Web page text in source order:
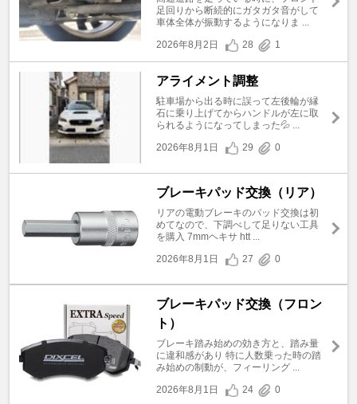
足回りから断続的にガタガタ音がして
車体全体が振動するようになりま ...
2026年8月2日
28 1
アライメント調整
駐車場から出る時に誤って左後輪が縁
石に乗り上げてからハンドルが左に取
られるようになってしまった💦 ...
2026年8月1日
29 0
ブレーキパッド交換（リア）
リアの電動ブレーキのパッド交換は初
めてなので、下調べして足りない工具
を購入 7mmヘキサ htt ...
2026年8月1日
27 0
ブレーキパッド交換（フロン
ト）
ブレーキ踏み始めの効き方と、踏み量
に違和感があり 特に人数乗った時の踏
み始めの制動が、フィーリング ...
2026年8月1日
24 0